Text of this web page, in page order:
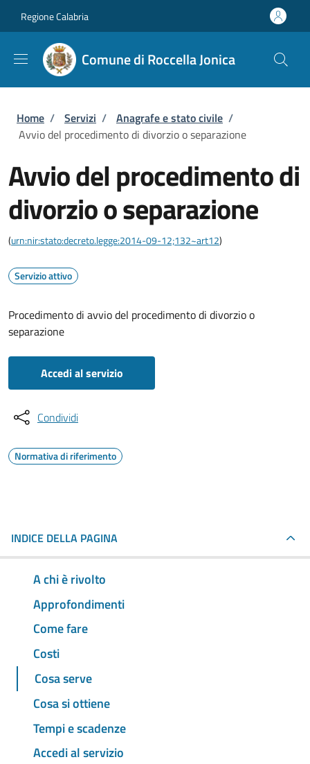
Regione Calabria
Comune di Roccella Jonica
Briciole di pane
Home / Servizi / Anagrafe e stato civile /
Avvio del procedimento di divorzio o separazione
Avvio del procedimento di
divorzio o separazione
(urn:nir:stato:decreto.legge:2014-09-12;132~art12)
Servizio attivo
Procedimento di avvio del procedimento di divorzio o
separazione
Accedi al servizio
Condividi
Normativa di riferimento
INDICE DELLA PAGINA
A chi è rivolto
Approfondimenti
Come fare
Costi
Cosa serve
Cosa si ottiene
Tempi e scadenze
Accedi al servizio